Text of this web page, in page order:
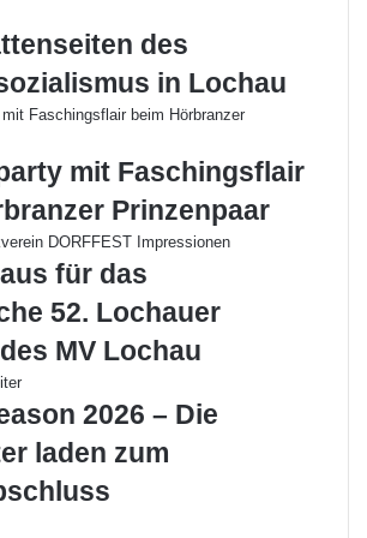
t
r
e
f
e
n
i
m
e
m
i
s
h
des
in Lochau
mit Faschingsflair
Prinzenpaar
für das
52. Lochauer
MV Lochau
2026 – Die
laden zum